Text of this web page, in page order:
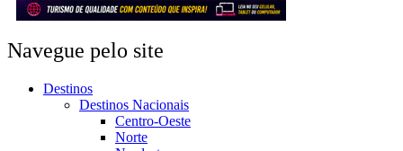
Navegue pelo site
Destinos
Destinos Nacionais
Centro-Oeste
Norte